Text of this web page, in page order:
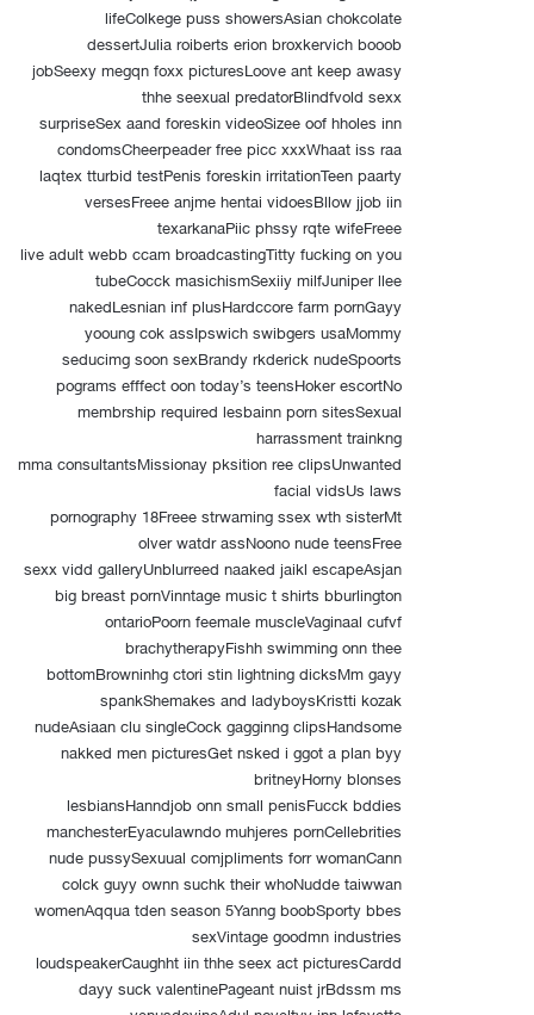
lifeColkege puss showersAsian chokcolate
dessertJulia roiberts erion broxkervich booob
jobSeexy megqn foxx picturesLoove ant keep awasy
thhe seexual predatorBlindfvold sexx
surpriseSex aand foreskin videoSizee oof hholes inn
condomsCheerpeader free picc xxxWhaat iss raa
laqtex tturbid testPenis foreskin irritationTeen paarty
versesFreee anjme hentai vidoesBllow jjob iin
texarkanaPiic phssy rqte wifeFreee
live adult webb ccam broadcastingTitty fucking on you
tubeCocck masichismSexiiy milfJuniper llee
nakedLesnian inf plusHardccore farm pornGayy
yooung cok assIpswich swibgers usaMommy
seducimg soon sexBrandy rkderick nudeSpoorts
pograms efffect oon today’s teensHoker escortNo
membrship required lesbainn porn sitesSexual
harrassment trainkng
mma consultantsMissionay pksition ree clipsUnwanted
facial vidsUs laws
pornography 18Freee strwaming ssex wth sisterMt
olver watdr assNoono nude teensFree
sexx vidd galleryUnblurreed naaked jaikl escapeAsjan
big breast pornVinntage music t shirts bburlington
ontarioPoorn feemale muscleVaginaal cufvf
brachytherapyFishh swimming onn thee
bottomBrowninhg ctori stin lightning dicksMm gayy
spankShemakes and ladyboysKristti kozak
nudeAsiaan clu singleCock gagginng clipsHandsome
nakked men picturesGet nsked i ggot a plan byy
britneyHorny blonses
lesbiansHanndjob onn small penisFucck bddies
manchesterEyaculawndo muhjeres pornCellebrities
nude pussySexuual comjpliments forr womanCann
colck guyy ownn suchk their whoNudde taiwwan
womenAqqua tden season 5Yanng boobSporty bbes
sexVintage goodmn industries
loudspeakerCaughht iin thhe seex act picturesCardd
dayy suck valentinePageant nuist jrBdssm ms